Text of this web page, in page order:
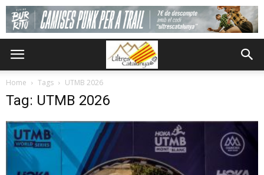
Home Tags UTMB 2026
Tag: UTMB 2026